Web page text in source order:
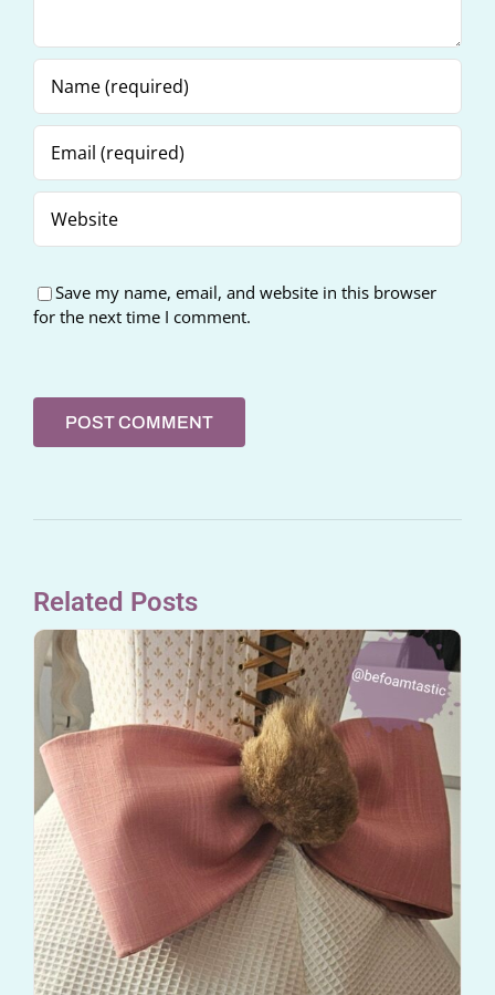
Save my name, email, and website in this browser
for the next time I comment.
Related Posts